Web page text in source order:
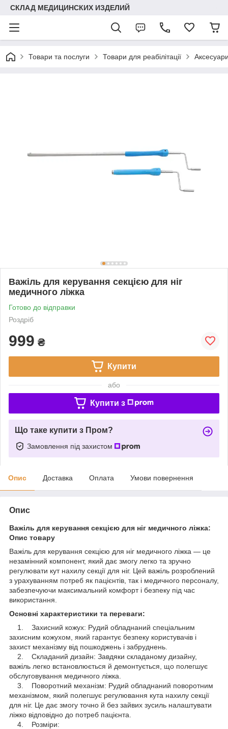
СКЛАД МЕДИЦИНСКИХ ИЗДЕЛИЙ
Товари та послуги Товари для реабілітації
Важіль для керування секцією для ніг
медичного ліжка
Готово до відправки
Роздріб
999 ₴
Купити
або
Купити з
Що таке купити з Пром?
Замовлення під захистом
Опис Доставка Оплата Умови повернення
Опис
Важіль для керування секцією для ніг медичного ліжка:
Опис товару
Важіль для керування секцією для ніг медичного ліжка — це
незамінний компонент, який дає змогу легко та зручно
регулювати кут нахилу секції для ніг. Цей важіль розроблений
з урахуванням потреб як пацієнтів, так і медичного персоналу,
забезпечуючи максимальний комфорт і безпеку під час
використання.
Основні характеристики та переваги:
1. Захисний кожух: Рудий обладнаний спеціальним
захисним кожухом, який гарантує безпеку користувачів і
захист механізму від пошкоджень і забруднень.
2. Складаний дизайн: Завдяки складаному дизайну,
важіль легко встановлюється й демонтується, що полегшує
обслуговування медичного ліжка.
3. Поворотний механізм: Рудий обладнаний поворотним
механізмом, який полегшує регулювання кута нахилу секції
для ніг. Це дає змогу точно й без зайвих зусиль налаштувати
ліжко відповідно до потреб пацієнта.
4. Розміри: